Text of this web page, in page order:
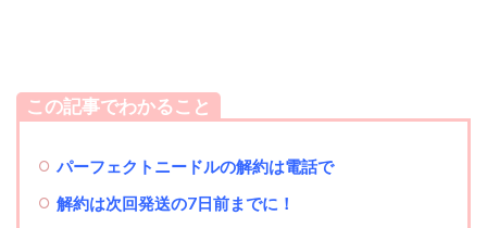
この記事でわかること
パーフェクトニードルの解約は電話で
解約は次回発送の7日前までに！